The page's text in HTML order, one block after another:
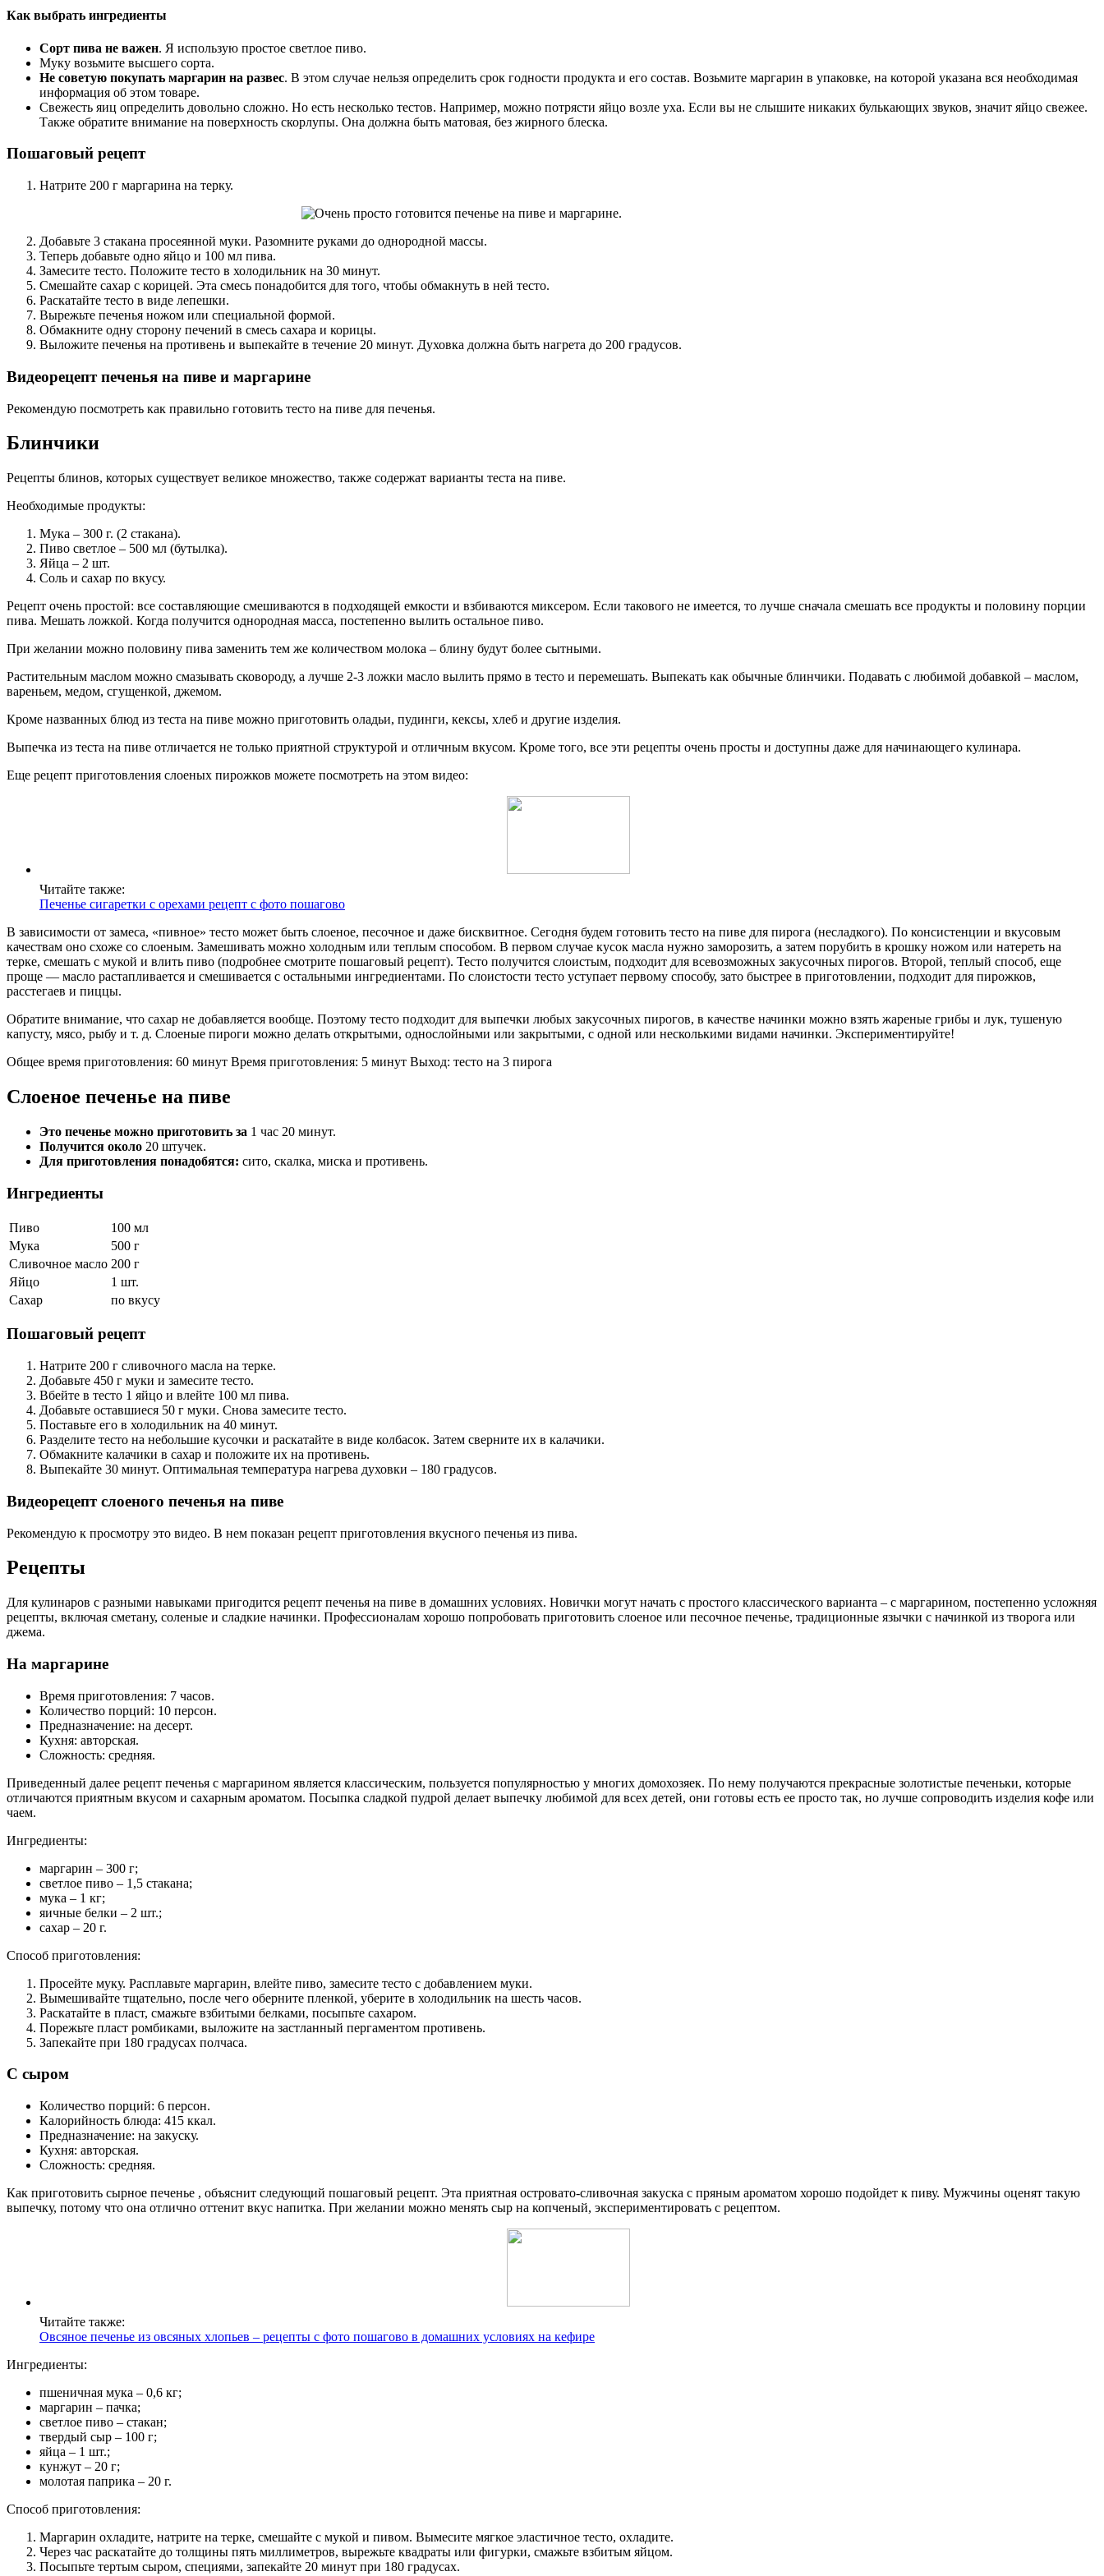
Как выбрать ингредиенты
Сорт пива не важен. Я использую простое светлое пиво.
Муку возьмите высшего сорта.
Не советую покупать маргарин на развес. В этом случае нельзя определить срок годности продукта и его состав. Возьмите маргарин в упаковке, на которой указана вся необходимая
информация об этом товаре.
Свежесть яиц определить довольно сложно. Но есть несколько тестов. Например, можно потрясти яйцо возле уха. Если вы не слышите никаких булькающих звуков, значит яйцо свежее.
Также обратите внимание на поверхность скорлупы. Она должна быть матовая, без жирного блеска.
Пошаговый рецепт
Натрите 200 г маргарина на терку.
Добавьте 3 стакана просеянной муки. Разомните руками до однородной массы.
Теперь добавьте одно яйцо и 100 мл пива.
Замесите тесто. Положите тесто в холодильник на 30 минут.
Смешайте сахар с корицей. Эта смесь понадобится для того, чтобы обмакнуть в ней тесто.
Раскатайте тесто в виде лепешки.
Вырежьте печенья ножом или специальной формой.
Обмакните одну сторону печений в смесь сахара и корицы.
Выложите печенья на противень и выпекайте в течение 20 минут. Духовка должна быть нагрета до 200 градусов.
Видеорецепт печенья на пиве и маргарине
Рекомендую посмотреть как правильно готовить тесто на пиве для печенья.
Блинчики
Рецепты блинов, которых существует великое множество, также содержат варианты теста на пиве.
Необходимые продукты:
Мука – 300 г. (2 стакана).
Пиво светлое – 500 мл (бутылка).
Яйца – 2 шт.
Соль и сахар по вкусу.
Рецепт очень простой: все составляющие смешиваются в подходящей емкости и взбиваются миксером. Если такового не имеется, то лучше сначала смешать все продукты и половину порции
пива. Мешать ложкой. Когда получится однородная масса, постепенно вылить остальное пиво.
При желании можно половину пива заменить тем же количеством молока – блину будут более сытными.
Растительным маслом можно смазывать сковороду, а лучше 2-3 ложки масло вылить прямо в тесто и перемешать. Выпекать как обычные блинчики. Подавать с любимой добавкой – маслом,
вареньем, медом, сгущенкой, джемом.
Кроме названных блюд из теста на пиве можно приготовить оладьи, пудинги, кексы, хлеб и другие изделия.
Выпечка из теста на пиве отличается не только приятной структурой и отличным вкусом. Кроме того, все эти рецепты очень просты и доступны даже для начинающего кулинара.
Еще рецепт приготовления слоеных пирожков можете посмотреть на этом видео:
Читайте также:
Печенье сигаретки с орехами рецепт с фото пошагово
В зависимости от замеса, «пивное» тесто может быть слоеное, песочное и даже бисквитное. Сегодня будем готовить тесто на пиве для пирога (несладкого). По консистенции и вкусовым
качествам оно схоже со слоеным. Замешивать можно холодным или теплым способом. В первом случае кусок масла нужно заморозить, а затем порубить в крошку ножом или натереть на
терке, смешать с мукой и влить пиво (подробнее смотрите пошаговый рецепт). Тесто получится слоистым, подходит для всевозможных закусочных пирогов. Второй, теплый способ, еще
проще — масло растапливается и смешивается с остальными ингредиентами. По слоистости тесто уступает первому способу, зато быстрее в приготовлении, подходит для пирожков,
расстегаев и пиццы.
Обратите внимание, что сахар не добавляется вообще. Поэтому тесто подходит для выпечки любых закусочных пирогов, в качестве начинки можно взять жареные грибы и лук, тушеную
капусту, мясо, рыбу и т. д. Слоеные пироги можно делать открытыми, однослойными или закрытыми, с одной или несколькими видами начинки. Экспериментируйте!
Общее время приготовления: 60 минут Время приготовления: 5 минут Выход: тесто на 3 пирога
Слоеное печенье на пиве
Это печенье можно приготовить за 1 час 20 минут.
Получится около 20 штучек.
Для приготовления понадобятся: сито, скалка, миска и противень.
Ингредиенты
Пиво
100 мл
Мука
500 г
Сливочное масло 200 г
Яйцо
1 шт.
Сахар
по вкусу
Пошаговый рецепт
Натрите 200 г сливочного масла на терке.
Добавьте 450 г муки и замесите тесто.
Вбейте в тесто 1 яйцо и влейте 100 мл пива.
Добавьте оставшиеся 50 г муки. Снова замесите тесто.
Поставьте его в холодильник на 40 минут.
Разделите тесто на небольшие кусочки и раскатайте в виде колбасок. Затем сверните их в калачики.
Обмакните калачики в сахар и положите их на противень.
Выпекайте 30 минут. Оптимальная температура нагрева духовки – 180 градусов.
Видеорецепт слоеного печенья на пиве
Рекомендую к просмотру это видео. В нем показан рецепт приготовления вкусного печенья из пива.
Рецепты
Для кулинаров с разными навыками пригодится рецепт печенья на пиве в домашних условиях. Новички могут начать с простого классического варианта – с маргарином, постепенно усложняя
рецепты, включая сметану, соленые и сладкие начинки. Профессионалам хорошо попробовать приготовить слоеное или песочное печенье, традиционные язычки с начинкой из творога или
джема.
На маргарине
Время приготовления: 7 часов.
Количество порций: 10 персон.
Предназначение: на десерт.
Кухня: авторская.
Сложность: средняя.
Приведенный далее рецепт печенья с маргарином является классическим, пользуется популярностью у многих домохозяек. По нему получаются прекрасные золотистые печеньки, которые
отличаются приятным вкусом и сахарным ароматом. Посыпка сладкой пудрой делает выпечку любимой для всех детей, они готовы есть ее просто так, но лучше сопроводить изделия кофе или
чаем.
Ингредиенты:
маргарин – 300 г;
светлое пиво – 1,5 стакана;
мука – 1 кг;
яичные белки – 2 шт.;
сахар – 20 г.
Способ приготовления:
Просейте муку. Расплавьте маргарин, влейте пиво, замесите тесто с добавлением муки.
Вымешивайте тщательно, после чего оберните пленкой, уберите в холодильник на шесть часов.
Раскатайте в пласт, смажьте взбитыми белками, посыпьте сахаром.
Порежьте пласт ромбиками, выложите на застланный пергаментом противень.
Запекайте при 180 градусах полчаса.
С сыром
Количество порций: 6 персон.
Калорийность блюда: 415 ккал.
Предназначение: на закуску.
Кухня: авторская.
Сложность: средняя.
Как приготовить сырное печенье , объяснит следующий пошаговый рецепт. Эта приятная островато-сливочная закуска с пряным ароматом хорошо подойдет к пиву. Мужчины оценят такую
выпечку, потому что она отлично оттенит вкус напитка. При желании можно менять сыр на копченый, экспериментировать с рецептом.
Читайте также:
Овсяное печенье из овсяных хлопьев – рецепты с фото пошагово в домашних условиях на кефире
Ингредиенты:
пшеничная мука – 0,6 кг;
маргарин – пачка;
светлое пиво – стакан;
твердый сыр – 100 г;
яйца – 1 шт.;
кунжут – 20 г;
молотая паприка – 20 г.
Способ приготовления:
Маргарин охладите, натрите на терке, смешайте с мукой и пивом. Вымесите мягкое эластичное тесто, охладите.
Через час раскатайте до толщины пять миллиметров, вырежьте квадраты или фигурки, смажьте взбитым яйцом.
Посыпьте тертым сыром, специями, запекайте 20 минут при 180 градусах.